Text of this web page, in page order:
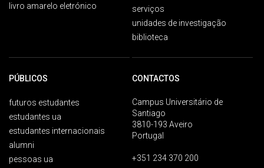
livro amarelo eletrónico
serviços
unidades de investigação
biblioteca
PÚBLICOS
futuros estudantes
estudantes ua
estudantes internacionais
alumni
pessoas ua
CONTACTOS
Campus Universitário de
Santiago
3810-193 Aveiro
Portugal
+351 234 370 200